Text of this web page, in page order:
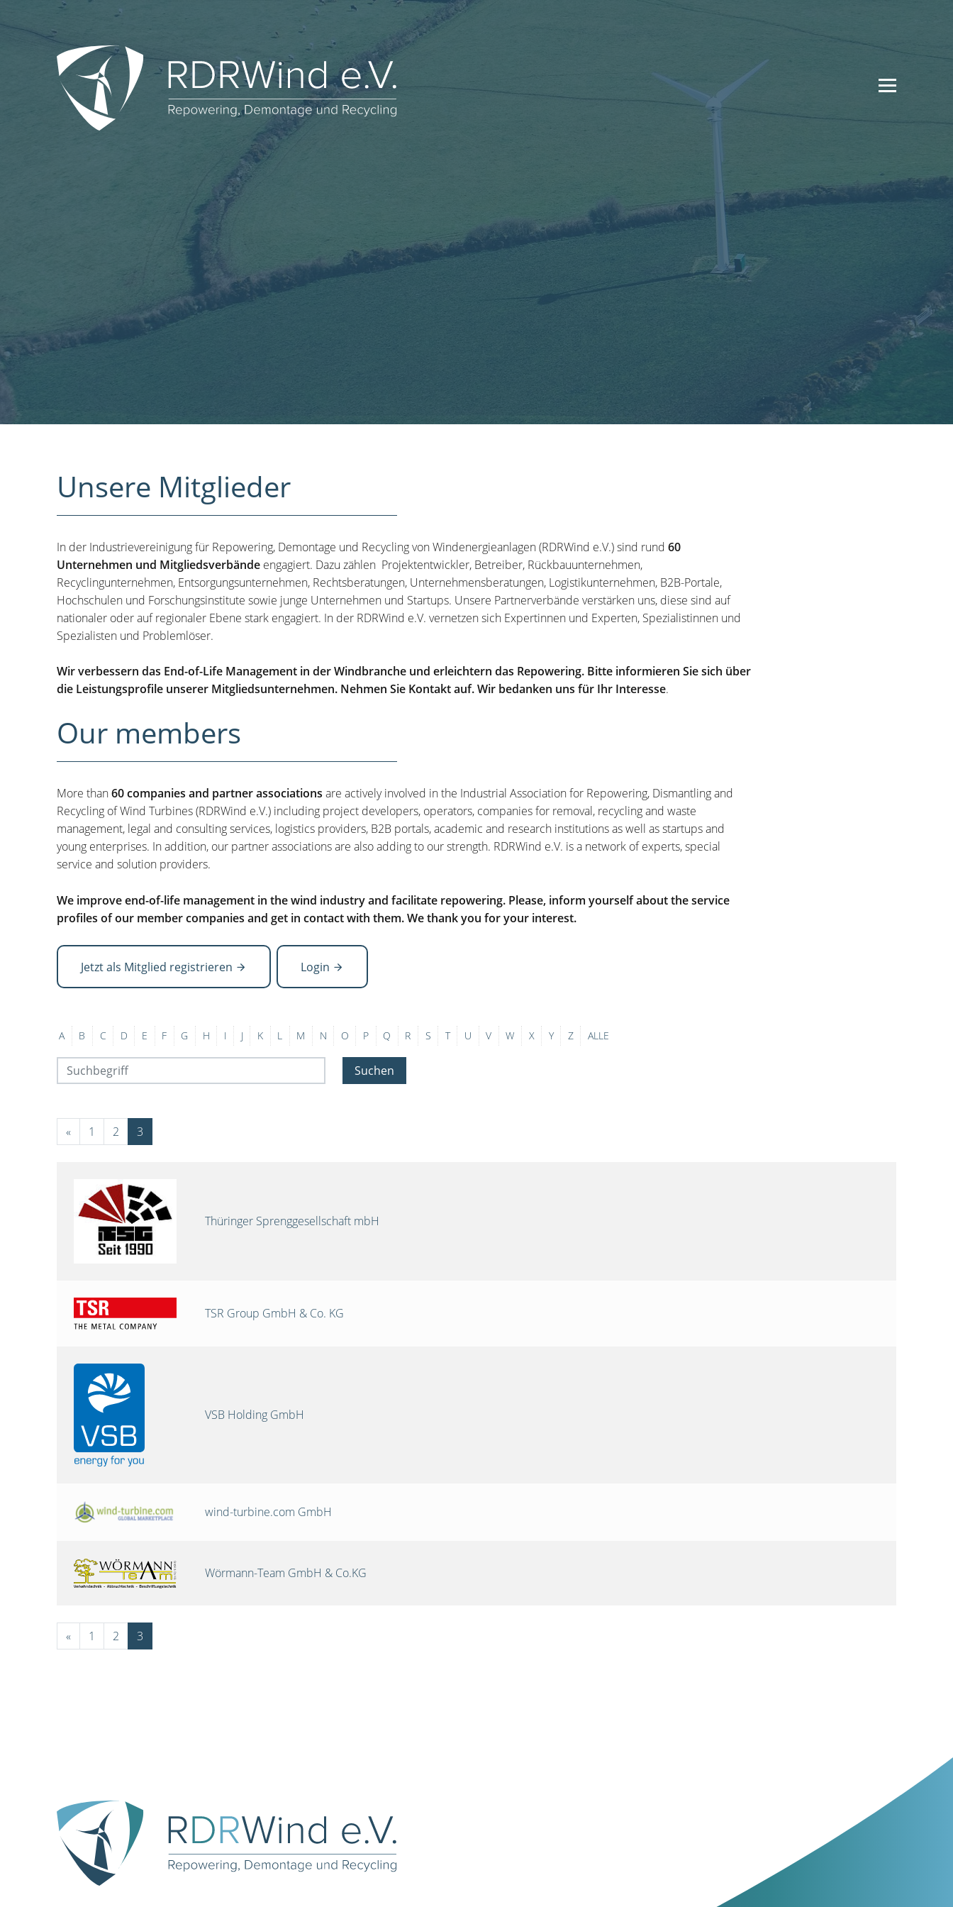
Unsere Mitglieder
In der Industrievereinigung für Repowering, Demontage und Recycling von Windenergieanlagen (RDRWind e.V.) sind rund 60
Unternehmen und Mitgliedsverbände engagiert. Dazu zählen Projektentwickler, Betreiber, Rückbauunternehmen,
Recyclingunternehmen, Entsorgungsunternehmen, Rechtsberatungen, Unternehmensberatungen, Logistikunternehmen, B2B-Portale,
Hochschulen und Forschungsinstitute sowie junge Unternehmen und Startups. Unsere Partnerverbände verstärken uns, diese sind auf
nationaler oder auf regionaler Ebene stark engagiert. In der RDRWind e.V. vernetzen sich Expertinnen und Experten, Spezialistinnen und
Spezialisten und Problemlöser.
Wir verbessern das End-of-Life Management in der Windbranche und erleichtern das Repowering. Bitte informieren Sie sich über
die Leistungsprofile unserer Mitgliedsunternehmen. Nehmen Sie Kontakt auf. Wir bedanken uns für Ihr Interesse.
Our members
More than60 companies and partner associations are actively involved in the Industrial Association for Repowering, Dismantling and
Recycling of Wind Turbines (RDRWind e.V.) including project developers, operators, companies for removal, recycling and waste
management, legal and consulting services, logistics providers, B2B portals, academic and research institutions as well as startups and
young enterprises. In addition, our partner associations are also adding to our strength. RDRWind e.V. is a network of experts, special
service and solution providers.
We improve end-of-life management in the wind industry and facilitate repowering. Please, inform yourself about the service
profiles of our member companies and get in contact with them. We thank you for your interest.
Jetzt als Mitglied registrieren Login
A B C D E F G H I J K L M N O P Q R S T U V W X Y Z ALLE
Suchen
« 1 2 3
Thüringer Sprenggesellschaft mbH
TSR Group GmbH & Co. KG
VSB Holding GmbH
wind-turbine.com GmbH
Wörmann-Team GmbH & Co.KG
« 1 2 3